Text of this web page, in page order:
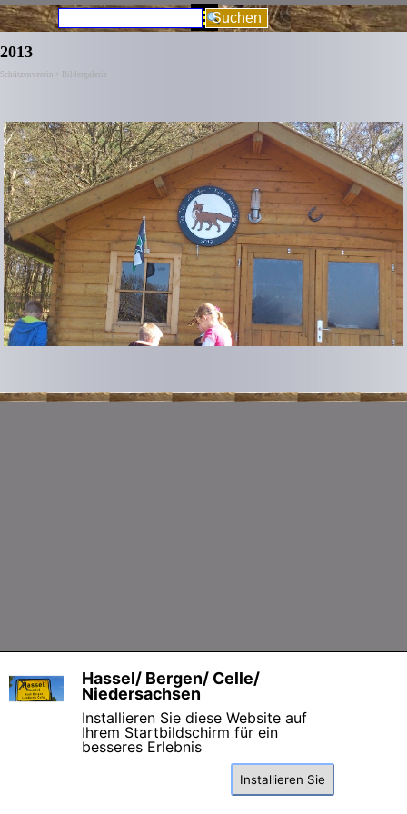
Direkt zum SeiteninhaltMenü überspringen
Suchen
2013
Schützenverein > Bildergalerie
Hassel/ Bergen/ Celle/
Niedersachsen
Installieren Sie diese Website auf
Ihrem Startbildschirm für ein
besseres Erlebnis
Installieren Sie
X